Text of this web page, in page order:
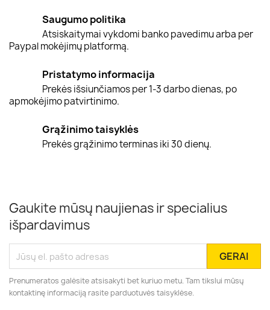
Saugumo politika
Atsiskaitymai vykdomi banko pavedimu arba per
Paypal mokėjimų platformą.
Pristatymo informacija
Prekės išsiunčiamos per 1-3 darbo dienas, po
apmokėjimo patvirtinimo.
Grąžinimo taisyklės
Prekės grąžinimo terminas iki 30 dienų.
Gaukite mūsų naujienas ir specialius
išpardavimus
Prenumeratos galėsite atsisakyti bet kuriuo metu. Tam tikslui mūsų
kontaktinę informaciją rasite parduotuvės taisyklėse.